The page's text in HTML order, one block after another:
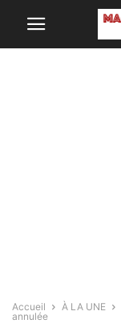
Accueil À LA UNE
annulée